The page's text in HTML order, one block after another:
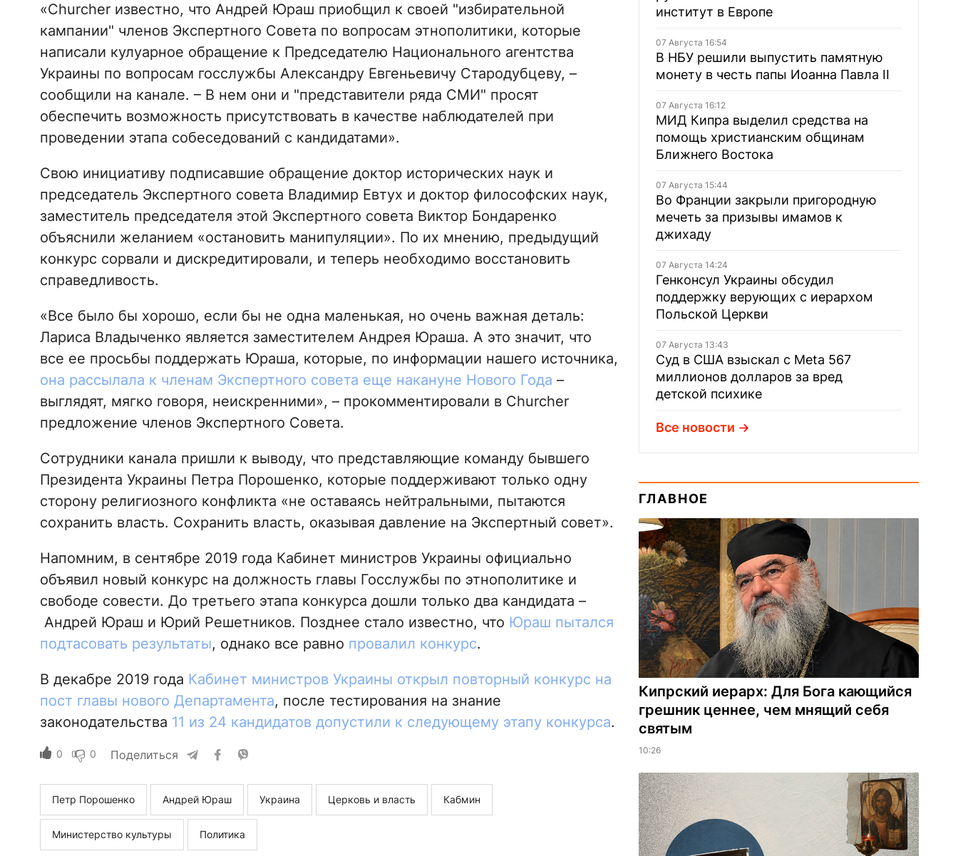
«Churcher известно, что Андрей Юраш приобщил к своей "избирательной
кампании" членов Экспертного Совета по вопросам этнополитики, которые
написали кулуарное обращение к Председателю Национального агентства
Украины по вопросам госслужбы Александру Евгеньевичу Стародубцеву, –
сообщили на канале. – В нем они и "представители ряда СМИ" просят
обеспечить возможность присутствовать в качестве наблюдателей при
проведении этапа собеседований с кандидатами».
Свою инициативу подписавшие обращение доктор исторических наук и
председатель Экспертного совета Владимир Евтух и доктор философских наук,
заместитель председателя этой Экспертного совета Виктор Бондаренко
объяснили желанием «остановить манипуляции». По их мнению, предыдущий
конкурс сорвали и дискредитировали, и теперь необходимо восстановить
справедливость.
«Все было бы хорошо, если бы не одна маленькая, но очень важная деталь:
Лариса Владыченко является заместителем Андрея Юраша. А это значит, что
все ее просьбы поддержать Юраша, которые, по информации нашего источника,
она рассылала к членам Экспертного совета еще накануне Нового Года –
выглядят, мягко говоря, неискренними», – прокомментировали в Churcher
предложение членов Экспертного Совета.
Сотрудники канала пришли к выводу, что представляющие команду бывшего
Президента Украины Петра Порошенко, которые поддерживают только одну
сторону религиозного конфликта «не оставаясь нейтральными, пытаются
сохранить власть. Сохранить власть, оказывая давление на Экспертный совет».
Напомним, в сентябре 2019 года Кабинет министров Украины официально
объявил новый конкурс на должность главы Госслужбы по этнополитике и
свободе совести. До третьего этапа конкурса дошли только два кандидата –
Андрей Юраш и Юрий Решетников. Позднее стало известно, что Юраш пытался
подтасовать результаты, однако все равно провалил конкурс.
В декабре 2019 года Кабинет министров Украины открыл повторный конкурс на
пост главы нового Департамента, после тестирования на знание
законодательства 11 из 24 кандидатов допустили к следующему этапу конкурса.
0 0 Поделиться
Петр Порошенко Андрей Юраш Украина Церковь и власть Кабмин
Министерство культуры Политика
институт в Европе
07 Августа 16:54
В НБУ решили выпустить памятную
монету в честь папы Иоанна Павла II
07 Августа 16:12
МИД Кипра выделил средства на
помощь христианским общинам
Ближнего Востока
07 Августа 15:44
Во Франции закрыли пригородную
мечеть за призывы имамов к
джихаду
07 Августа 14:24
Генконсул Украины обсудил
поддержку верующих с иерархом
Польской Церкви
07 Августа 13:43
Суд в США взыскал с Meta 567
миллионов долларов за вред
детской психике
Все новости
ГЛАВНОЕ
Кипрский иерарх: Для Бога кающийся
грешник ценнее, чем мнящий себя
святым
10:26